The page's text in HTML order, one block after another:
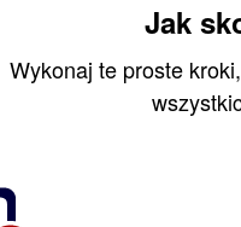
Jak
Wykonaj te proste